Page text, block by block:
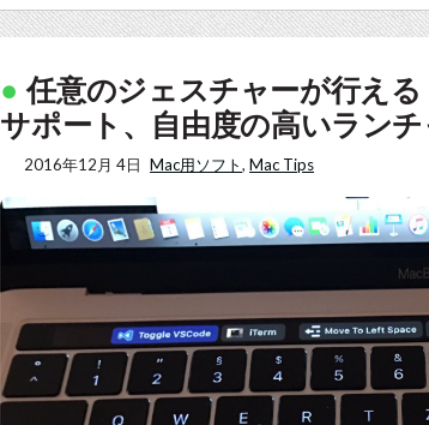
任意のジェスチャーが行え
サポート、自由度の高いランチ
2016年12月 4日 Mac用ソフト,Mac Tips